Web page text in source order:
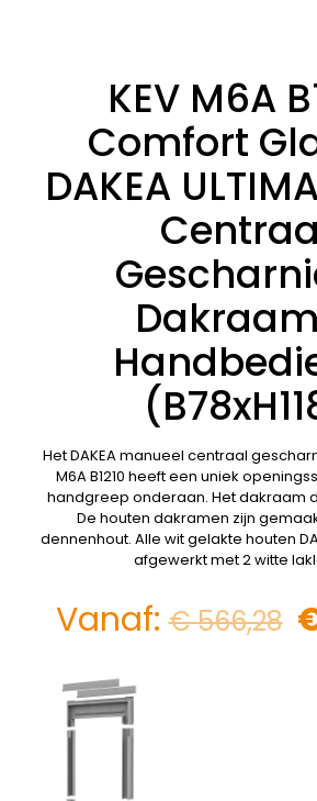
KEV M6A
Comfort
DAKEA
Het DAKEA manueel centraal
M6A B1210 heeft een uniek
handgreep onderaan. Het dakraam
De houten dakramen zijn
dennenhout. Alle wit gelakte houten
afgewerkt met 2 witte
Vanaf:€566,28